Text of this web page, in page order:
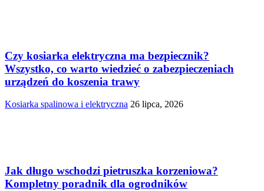
Czy kosiarka elektryczna ma bezpiecznik?
Wszystko, co warto wiedzieć o zabezpieczeniach
urządzeń do koszenia trawy
Kosiarka spalinowa i elektryczna 26 lipca, 2026
Jak długo wschodzi pietruszka korzeniowa?
Kompletny poradnik dla ogrodników